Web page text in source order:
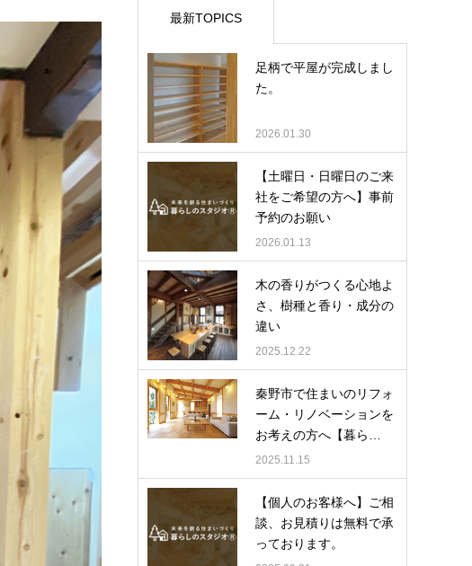
最新TOPICS
足柄で平屋が完成しまし
た。
2026.01.30
【土曜日・日曜日のご来
社をご希望の方へ】事前
予約のお願い
2026.01.13
木の香りがつくる心地よ
さ、樹種と香り・成分の
違い
2025.12.22
秦野市で住まいのリフォ
ーム・リノベーションを
お考えの方へ【暮ら…
2025.11.15
【個人のお客様へ】ご相
談、お見積りは無料で承
っております。